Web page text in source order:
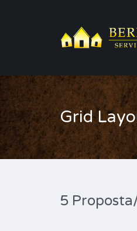
Grid
5